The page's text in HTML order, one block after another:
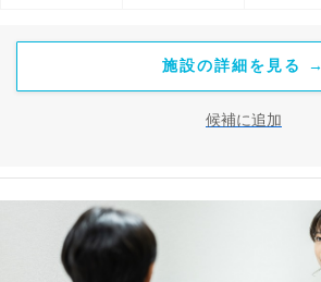
施設の詳細を見る →
候補に追加